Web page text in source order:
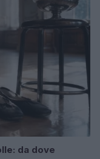
da dove